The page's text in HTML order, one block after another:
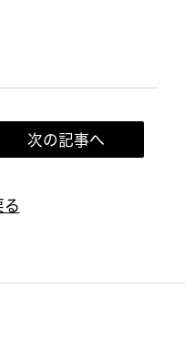
る
次の記事へ